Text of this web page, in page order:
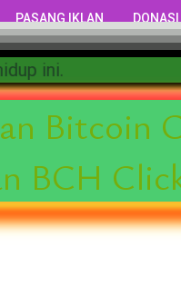
PASANG IKLAN DONASI
kami. Selamat
Bitcoin
BCH